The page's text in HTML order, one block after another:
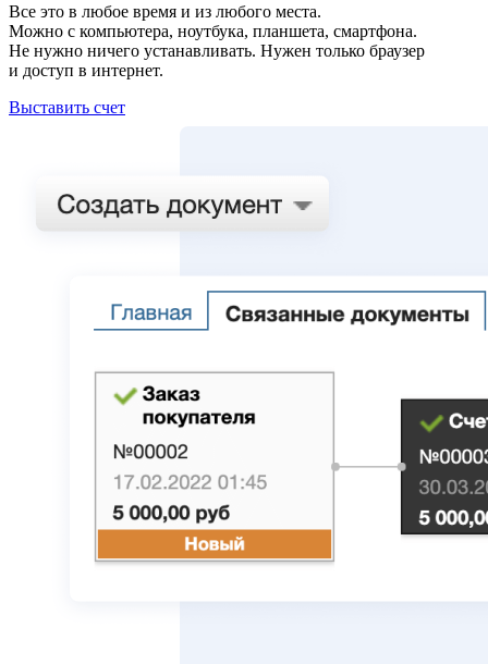
Все это в любое время и из любого места.
Можно с компьютера, ноутбука, планшета, смартфона.
Не нужно ничего устанавливать. Нужен только браузер
и доступ в интернет.
Выставить счет